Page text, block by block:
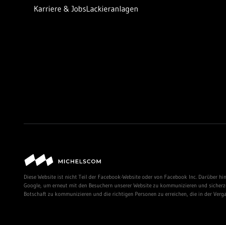
Karriere & JobsLackieranlagen
Diese Website ist nicht Teil der Facebook-Website oder von Facebook Inc. Darüber
Google, um erneut mit den Besuchern unserer Website zu kommunizieren und
Botschaft zu kommunizieren und die richtigen Personen zu erreichen, die in der